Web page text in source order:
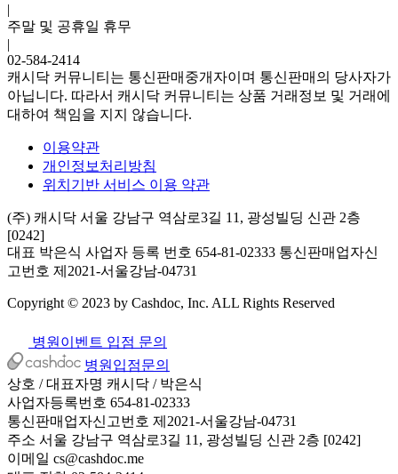
|
주말 및 공휴일 휴무
|
02-584-2414
캐시닥 커뮤니티는 통신판매중개자이며 통신판매의 당사자가
아닙니다. 따라서 캐시닥 커뮤니티는 상품 거래정보 및 거래에
대하여 책임을 지지 않습니다.
이용약관
개인정보처리방침
위치기반 서비스 이용 약관
(주) 캐시닥 서울 강남구 역삼로3길 11, 광성빌딩 신관 2층
[0242]
대표 박은식 사업자 등록 번호 654-81-02333 통신판매업자신
고번호 제2021-서울강남-04731
Copyright © 2023 by Cashdoc, Inc. ALL Rights Reserved
병원이벤트 입점 문의
병원입점문의
상호 / 대표자명 캐시닥 / 박은식
사업자등록번호 654-81-02333
통신판매업자신고번호 제2021-서울강남-04731
주소 서울 강남구 역삼로3길 11, 광성빌딩 신관 2층 [0242]
이메일 cs@cashdoc.me